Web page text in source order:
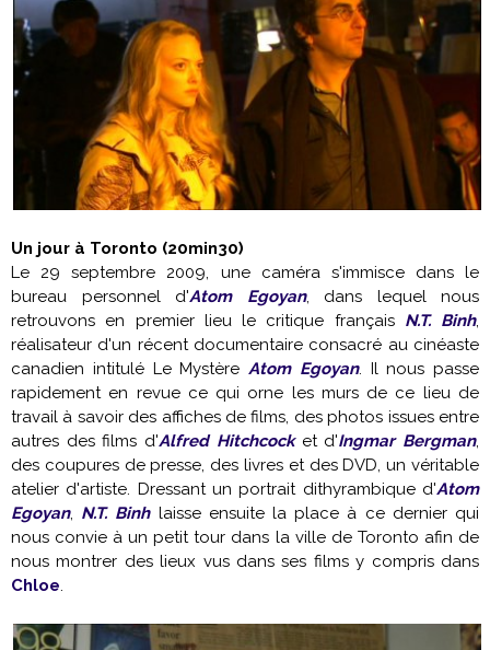
Un jour à Toronto (20min30)
Le 29 septembre 2009, une caméra s'immisce dans le
bureau personnel d'Atom Egoyan, dans lequel nous
retrouvons en premier lieu le critique français N.T. Binh,
réalisateur d'un récent documentaire consacré au cinéaste
canadien intitulé Le Mystère Atom Egoyan. Il nous passe
rapidement en revue ce qui orne les murs de ce lieu de
travail à savoir des affiches de films, des photos issues entre
autres des films d'Alfred Hitchcocket d'Ingmar Bergman,
des coupures de presse, des livres et des DVD, un véritable
atelier d'artiste. Dressant un portrait dithyrambique d'Atom
Egoyan, N.T. Binhlaisse ensuite la place à ce dernier qui
nous convie à un petit tour dans la ville de Toronto afin de
nous montrer des lieux vus dans ses films y compris dans
Chloe.